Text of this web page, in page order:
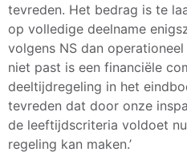
tevreden. Het bedrag is te
op volledige deelname
volgens NS dan
niet past is een financiële
deeltijdregeling in het
tevreden dat door onze
de leeftijdscriteria voldoet
regeling kan maken.’